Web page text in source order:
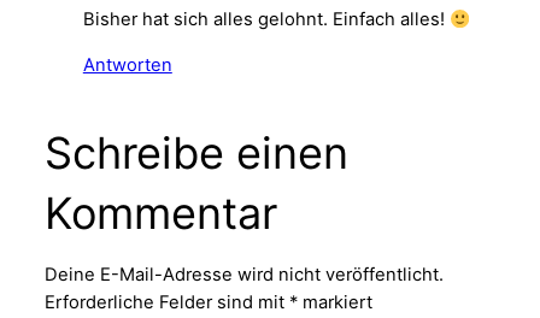
Bisher hat sich alles gelohnt. Einfach alles!
Antworten
Schreibe einen
Kommentar
Deine E-Mail-Adresse wird nicht veröffentlicht.
Erforderliche Felder sind mit *markiert